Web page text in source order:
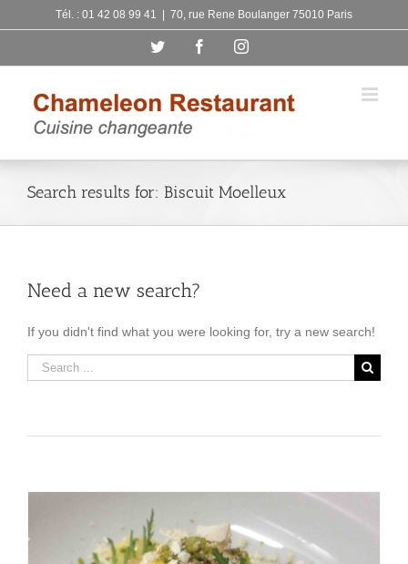
to
Tél. : 01 42 08 99 41 70, rue Rene Boulanger 75010 Paris
Twitter FacebookInstagram
Search results for: Biscuit Moelleux
Need a new search?
If you didn't find what you were looking for, try a new search!
Search
for: